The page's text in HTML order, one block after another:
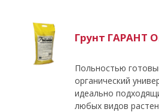
Грунт ГАРАНТ
Польностью
органический
идеально
любых видов